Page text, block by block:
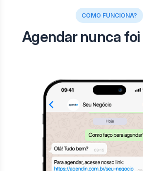
COMO FUNCIONA?
Agendar nunca foi